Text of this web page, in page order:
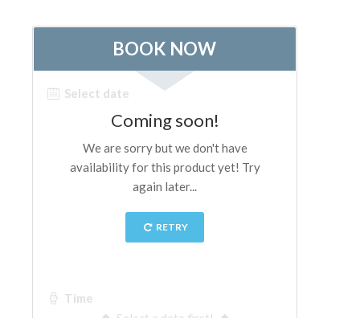
美第奇教堂
圣马可博物馆
伽利略博物馆
Boboli Gardens
The Arnolfo\'s tower